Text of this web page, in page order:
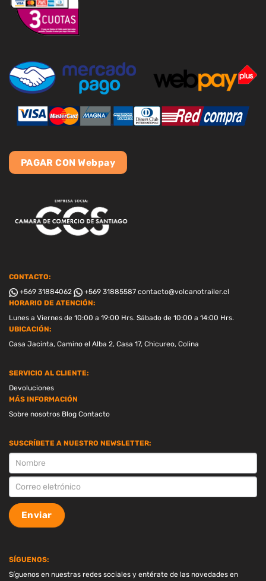
PAGAR CON Webpay
CONTACTO:
+569 31884062
+569 31885587 contacto@volcanotrailer.cl
HORARIO DE ATENCIÓN:
Lunes a Viernes de 10:00 a 19:00 Hrs. Sábado de 10:00 a 14:00 Hrs.
UBICACIÓN:
Casa Jacinta, Camino el Alba 2, Casa 17, Chicureo, Colina
SERVICIO AL CLIENTE:
Devoluciones
MÁS INFORMACIÓN
Sobre nosotros Blog Contacto
SUSCRÍBETE A NUESTRO NEWSLETTER:
SUSCRIPCION
Enviar
SÍGUENOS:
Síguenos en nuestras redes sociales y entérate de las novedades en